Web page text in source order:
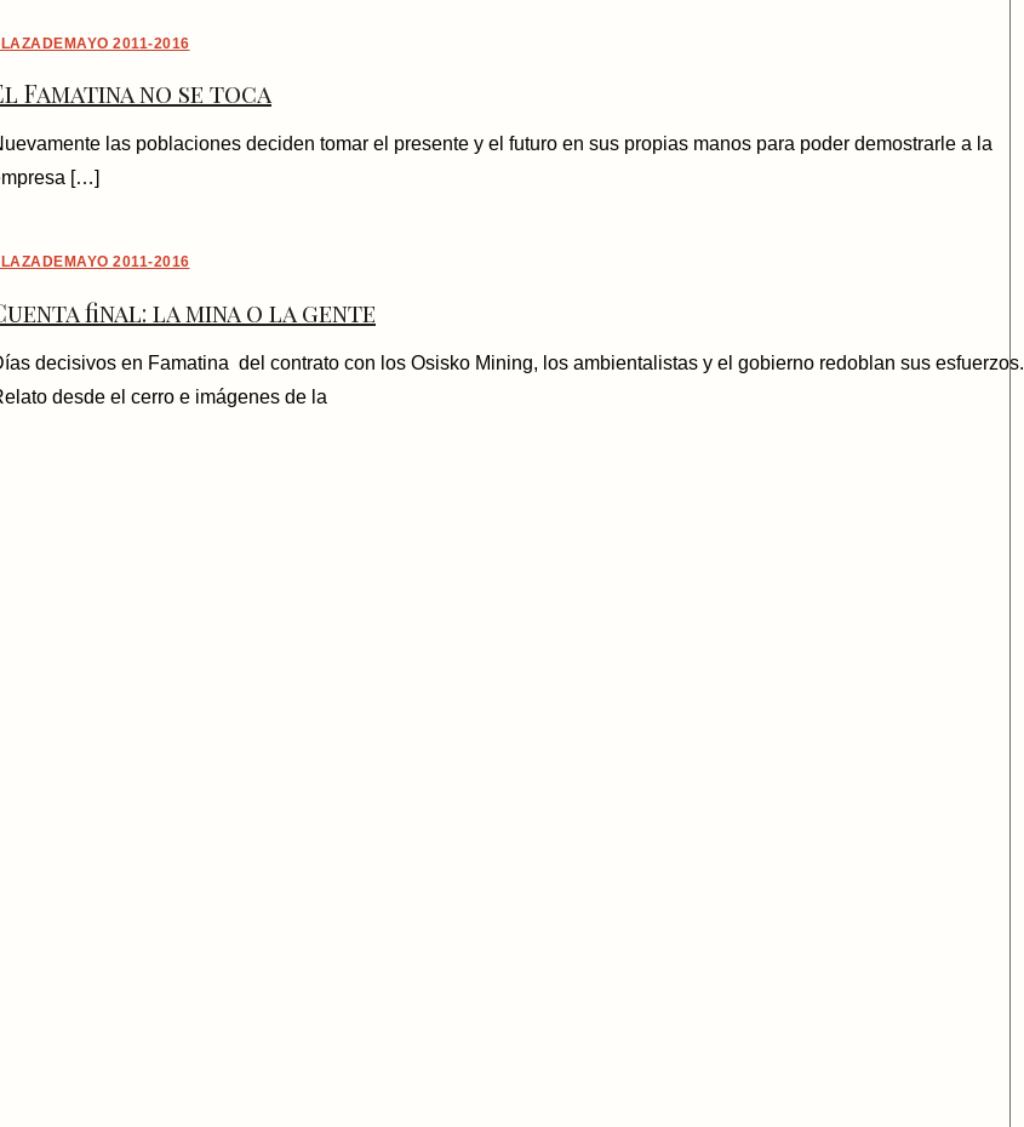
2011-2016
Famatina no se toca
las poblaciones deciden tomar el presente y el futuro en sus propias manos para poder demostrarle a la
[…]
2011-2016
final: la mina o la gente
decisivos en Famatina del contrato con los Osisko Mining, los ambientalistas y el gobierno redoblan sus esfuerzos.
desde el cerro e imágenes de la